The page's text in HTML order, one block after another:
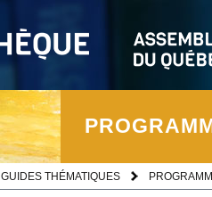
GUIDES THÉMATIQUES